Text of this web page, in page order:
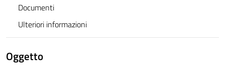
Documenti
Ulteriori informazioni
Oggetto